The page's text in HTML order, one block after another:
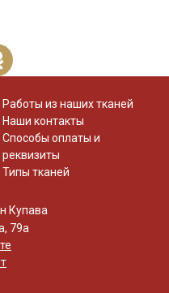
Работы из наших тканей
Наши контакты
Способы оплаты и
реквизиты
Типы тканей
Купава
79а